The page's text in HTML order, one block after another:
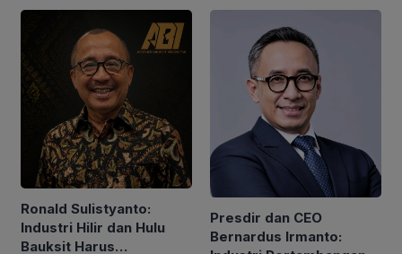
Ronald Sulistyanto:
Industri Hilir dan Hulu
Bauksit Harus
Presdir dan CEO
Bernardus Irmanto: